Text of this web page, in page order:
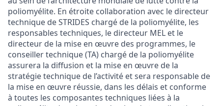
poliomyélite. En étroite collaboration avec le directeur
technique de STRIDES chargé de la poliomyélite, les
responsables techniques, le directeur MEL et le
directeur de la mise en œuvre des programmes, le
conseillertechnique (TA) chargé de la poliomyélite
assurera la diffusion et la mise en œuvre de la
stratégietechnique de l’activité et sera responsable de
la mise en œuvre réussie, dans les délais et conforme
à toutes les composantes techniques liées à la